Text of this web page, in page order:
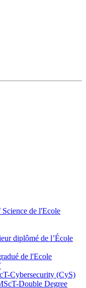
de l'Ecole
diplômé de l’École
de l'Ecole
Cybersecurity (CyS)
Double Degree